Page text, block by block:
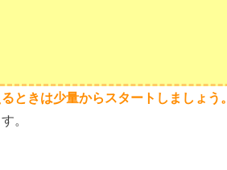
ときは少量からスタートしましょう。
。